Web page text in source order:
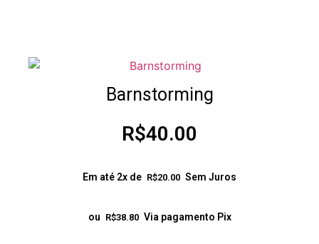
Barnstorming
R$40.00
Em até 2x de R$20.00 Sem Juros
ou R$38.80 Via pagamento Pix